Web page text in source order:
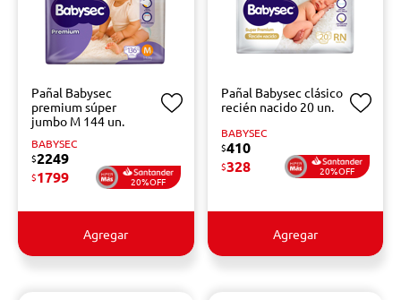
Pañal Babysec
premium súper
jumbo M 144 un.
BABYSEC
$2249
$1799 20%OFF
Agregar
Pañal Babysec clásico
recién nacido 20 un.
BABYSEC
$410
$328 20%OFF
Agregar